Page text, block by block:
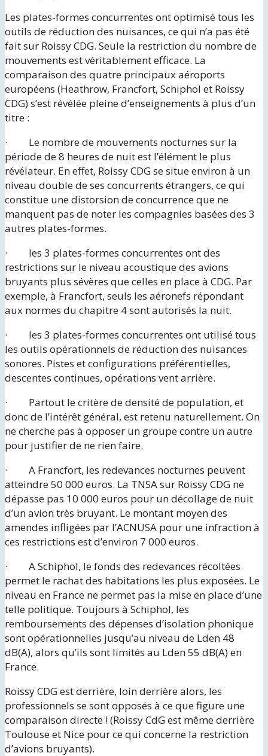
Les plates-formes concurrentes ont optimisé tous les
outils de réduction des nuisances, ce qui n’a pas été
fait sur Roissy CDG. Seule la restriction du nombre de
mouvements est véritablement efficace. La
comparaison des quatre principaux aéroports
européens (Heathrow, Francfort, Schiphol et Roissy
CDG) s’est révélée pleine d’enseignements à plus d’un
titre :
· Le nombre de mouvements nocturnes sur la
période de 8 heures de nuit est l’élément le plus
révélateur. En effet, Roissy CDG se situe environ à un
niveau double de ses concurrents étrangers, ce qui
constitue une distorsion de concurrence que ne
manquent pas de noter les compagnies basées des 3
autres plates-formes.
· les 3 plates-formes concurrentes ont des
restrictions sur le niveau acoustique des avions
bruyants plus sévères que celles en place à CDG. Par
exemple, à Francfort, seuls les aéronefs répondant
aux normes du chapitre 4 sont autorisés la nuit.
· les 3 plates-formes concurrentes ont utilisé tous
les outils opérationnels de réduction des nuisances
sonores. Pistes et configurations préférentielles,
descentes continues, opérations vent arrière.
· Partout le critère de densité de population, et
donc de l’intérêt général, est retenu naturellement. On
ne cherche pas à opposer un groupe contre un autre
pour justifier de ne rien faire.
· A Francfort, les redevances nocturnes peuvent
atteindre 50 000 euros. La TNSA sur Roissy CDG ne
dépasse pas 10 000 euros pour un décollage de nuit
d’un avion très bruyant. Le montant moyen des
amendes infligées par l’ACNUSA pour une infraction à
ces restrictions est d’environ 7 000 euros.
· A Schiphol, le fonds des redevances récoltées
permet le rachat des habitations les plus exposées. Le
niveau en France ne permet pas la mise en place d’une
telle politique. Toujours à Schiphol, les
remboursements des dépenses d’isolation phonique
sont opérationnelles jusqu’au niveau de Lden 48
dB(A), alors qu’ils sont limités au Lden 55 dB(A) en
France.
Roissy CDG est derrière, loin derrière alors, les
professionnels se sont opposés à ce que figure une
comparaison directe ! (Roissy CdG est même derrière
Toulouse et Nice pour ce qui concerne la restriction
d’avions bruyants).